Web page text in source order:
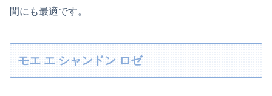
間にも最適です。
モエ エ シャンドン ロゼ